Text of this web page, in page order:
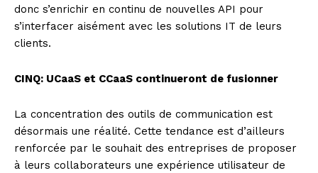
donc s’enrichir en continu de nouvelles API pour
s’interfacer aisément avec les solutions IT de leurs
clients.
CINQ: UCaaS et CCaaS continueront de fusionner
La concentration des outils de communication est
désormais une réalité. Cette tendance est d’ailleurs
renforcée par le souhait des entreprises de proposer
à leurs collaborateurs une expérience utilisateur de